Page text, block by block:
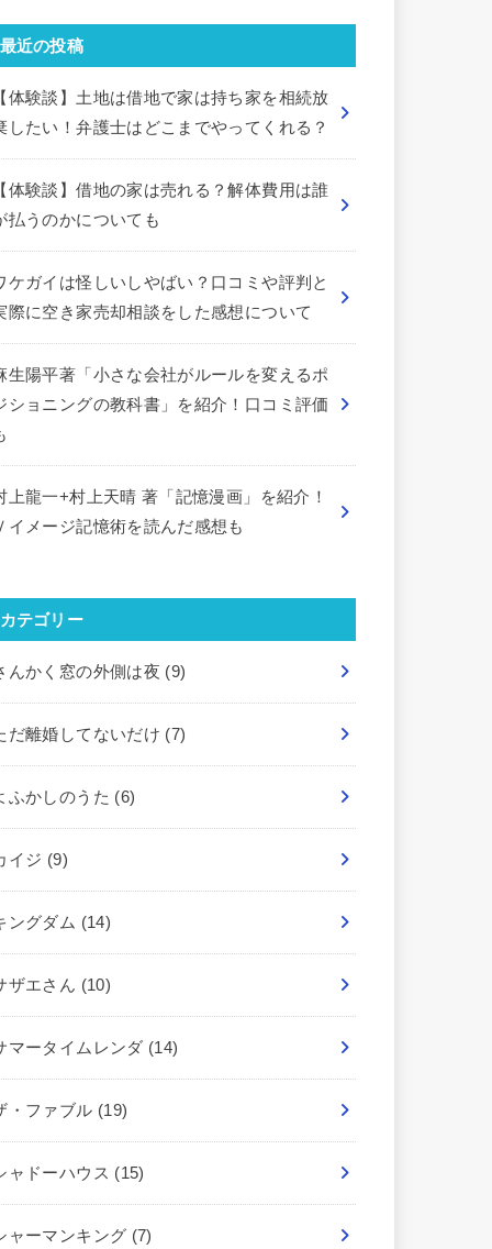
最近の投稿
体験談】土地は借地で家は持ち家を相続放
したい！弁護士はどこまでやってくれる？
体験談】借地の家は売れる？解体費用は誰
払うのかについても
ケガイは怪しいしやばい？口コミや評判と
際に空き家売却相談をした感想について
生陽平著「小さな会社がルールを変えるポ
ショニングの教科書」を紹介！口コミ評価
上龍一+村上天晴 著「記憶漫画」を紹介！
イメージ記憶術を読んだ感想も
カテゴリー
んかく窓の外側は夜 (9)
だ離婚してないだけ (7)
ふかしのうた (6)
イジ (9)
ングダム (14)
ザエさん (10)
マータイムレンダ (14)
・ファブル (19)
ャドーハウス (15)
ャーマンキング (7)